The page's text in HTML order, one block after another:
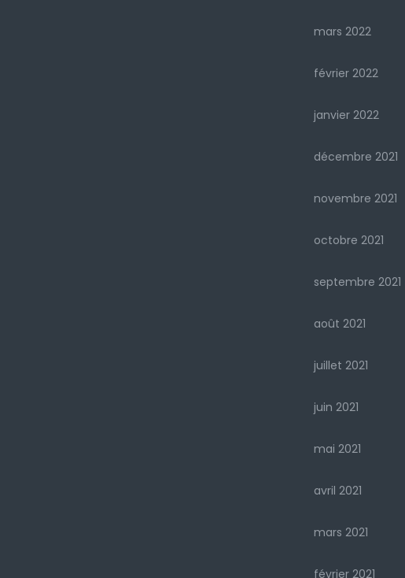
mars 2022
février 2022
janvier 2022
décembre 2021
novembre 2021
octobre 2021
septembre 2021
août 2021
juillet 2021
juin 2021
mai 2021
avril 2021
mars 2021
février 2021